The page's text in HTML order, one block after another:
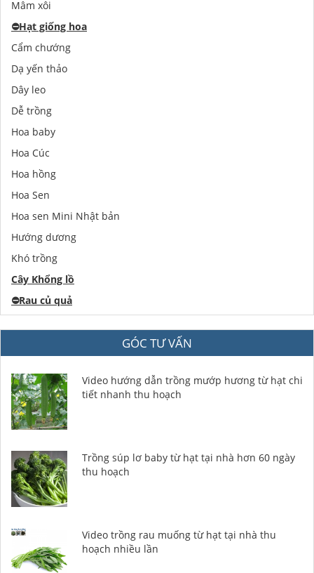
Mâm xôi
⛔️Hạt giống hoa
Cẩm chướng
Dạ yến thảo
Dây leo
Dễ trồng
Hoa baby
Hoa Cúc
Hoa hồng
Hoa Sen
Hoa sen Mini Nhật bản
Hướng dương
Khó trồng
Cây Khổng lồ
⛔️Rau củ quả
GÓC TƯ VẤN
Video hướng dẫn trồng mướp hương từ hạt chi
tiết nhanh thu hoạch
Trồng súp lơ baby từ hạt tại nhà hơn 60 ngày
thu hoạch
Video trồng rau muống từ hạt tại nhà thu
hoạch nhiều lần